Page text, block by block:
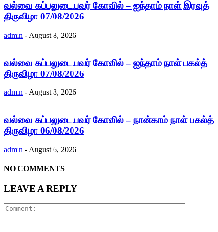
வல்வை கப்பலுடையவர் கோவில் – ஐந்தாம் நாள் இரவுத்
திருவிழா 07/08/2026
admin - August 8, 2026
வல்வை கப்பலுடையவர் கோவில் – ஐந்தாம் நாள் பகல்த்
திருவிழா 07/08/2026
admin - August 8, 2026
வல்வை கப்பலுடையவர் கோவில் – நான்காம் நாள் பகல்த்
திருவிழா 06/08/2026
admin - August 6, 2026
NO COMMENTS
LEAVE A REPLY